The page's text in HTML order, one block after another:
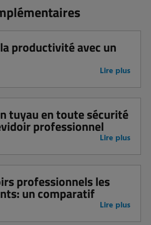
productivité avec un
Lire plus
tuyau en toute sécurité
professionnel
Lire plus
professionnels les
un comparatif
Lire plus